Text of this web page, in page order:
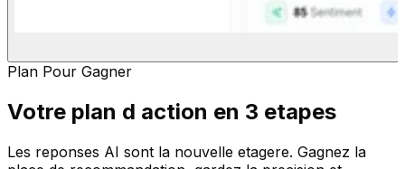
Plan Pour Gagner
Votre plan d action en 3 etapes
Les reponses AI sont la nouvelle etagere. Gagnez la